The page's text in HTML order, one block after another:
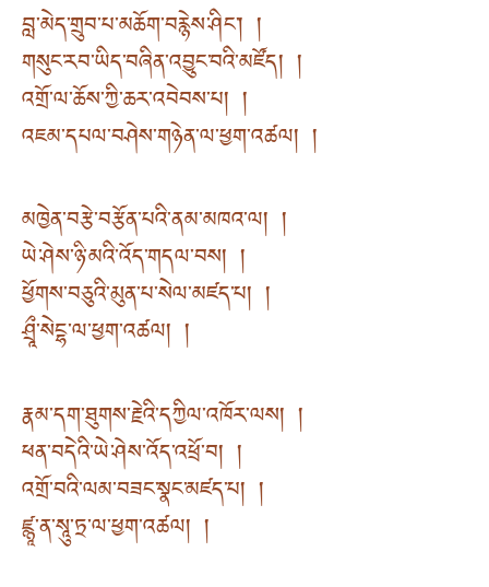
བླ་མེད་གྲུབ་པ་མཆོག་བརྙེས་ཤིང༌། །
གསུང་རབ་ཡིད་བཞིན་འབྱུང་བའི་མཛོད། །
འགྲོ་ལ་ཆོས་ཀྱི་ཆར་འབེབས་པ། །
འཇམ་དཔལ་བཤེས་གཉེན་ལ་ཕྱག་འཚལ། །
མཁྱེན་བརྩེ་བརྩོན་པའི་ནམ་མཁའ་ལ། །
ཡེ་ཤེས་ཉི་མའི་འོད་གདལ་བས། །
ཕྱོགས་བཅུའི་མུན་པ་སེལ་མཛད་པ། །
ཤྲཱྀ་སེངྷ་ལ་ཕྱག་འཚལ། །
རྣམ་དག་ཐུགས་རྗེའི་དཀྱིལ་འཁོར་ལས། །
ཕན་བདེའི་ཡེ་ཤེས་འོད་འཕྲོ་བ། །
འགྲོ་བའི་ལམ་བཟང་སྣང་མཛད་པ། །
ཛྙཱ་ན་སཱུ་ཏྲ་ལ་ཕྱག་འཚལ། །